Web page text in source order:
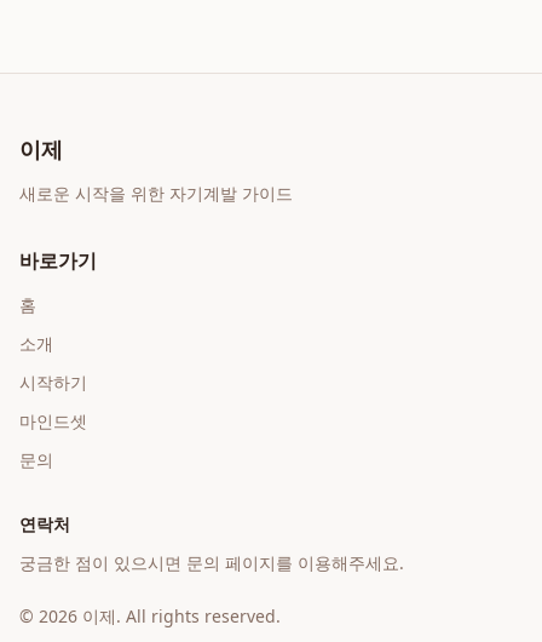
이제
새로운 시작을 위한 자기계발 가이드
바로가기
홈
소개
시작하기
마인드셋
문의
연락처
궁금한 점이 있으시면 문의 페이지를 이용해주세요.
© 2026 이제. All rights reserved.